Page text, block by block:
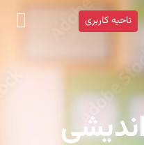
ناحیه کاربری